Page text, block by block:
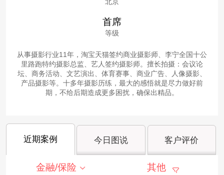
北京
首席
等级
从事摄影行业11年，淘宝天猫签约商业摄影师、李宁全国十公
里路跑特约摄影总监、艺人签约摄影师。擅长拍摄：会议论
坛、商务活动、文艺演出、体育赛事、商业广告、人像摄影、
产品摄影等。十多年摄影历练，最大的感悟就是尽力做好前
期，不给后期造成更多困扰，确保出精品。
近期案例 今日图说 客户评价
金融/保险 其他